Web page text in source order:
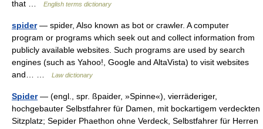
that …
English terms dictionary
spider— spider, Also known as bot or crawler. A computer
program or programs which seek out and collect information from
publicly available websites. Such programs are used by search
engines (such as Yahoo!, Google and AltaVista) to visit websites
and… …
Law dictionary
Spider— (engl., spr. ßpaider, »Spinne«), vierräderiger,
hochgebauter Selbstfahrer für Damen, mit bockartigem verdeckten
Sitzplatz; Sepider Phaethon ohne Verdeck, Selbstfahrer für Herren